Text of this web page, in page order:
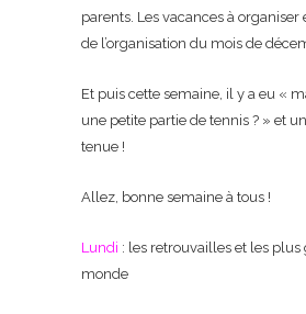
parents. Les vacances à organiser
de l’organisation du mois de
Et puis cette semaine, il y a eu «
une petite partie de tennis ? » et
tenue !
Allez, bonne semaine à tous !
Lundi : les retrouvailles et les plus
monde